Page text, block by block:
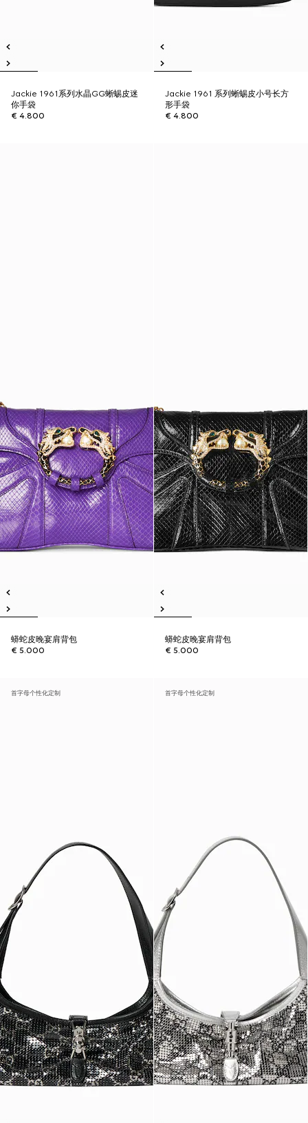
Jackie 1961系列水晶GG蜥蜴皮迷
你手袋
€ 4.800
Jackie 1961 系列蜥蜴皮小号长方
形手袋
€ 4.800
蟒蛇皮晚宴肩背包
€ 5.000
蟒蛇皮晚宴肩背包
€ 5.000
首字母个性化定制 首字母个性化定制